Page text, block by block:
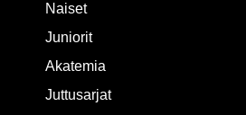
Naiset
Juniorit
Akatemia
Juttusarjat